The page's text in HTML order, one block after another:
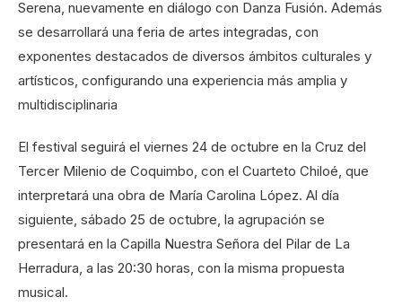
Serena, nuevamente en diálogo con Danza Fusión. Además
se desarrollará una feria de artes integradas, con
exponentes destacados de diversos ámbitos culturales y
artísticos, configurando una experiencia más amplia y
multidisciplinaria
El festival seguirá el viernes 24 de octubre en la Cruz del
Tercer Milenio de Coquimbo, con el Cuarteto Chiloé, que
interpretará una obra de María Carolina López. Al día
siguiente, sábado 25 de octubre, la agrupación se
presentará en la Capilla Nuestra Señora del Pilar de La
Herradura, a las 20:30 horas, con la misma propuesta
musical.